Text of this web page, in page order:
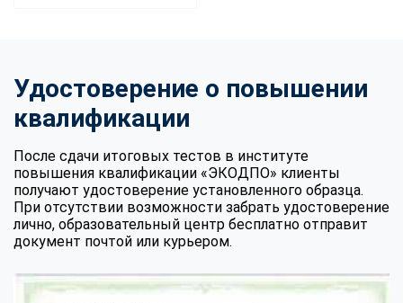
Удостоверение о повышении
квалификации
После сдачи итоговых тестов в институте
повышения квалификации «ЭКОДПО» клиенты
получают удостоверение установленного образца.
При отсутствии возможности забрать удостоверение
лично, образовательный центр бесплатно отправит
документ почтой или курьером.